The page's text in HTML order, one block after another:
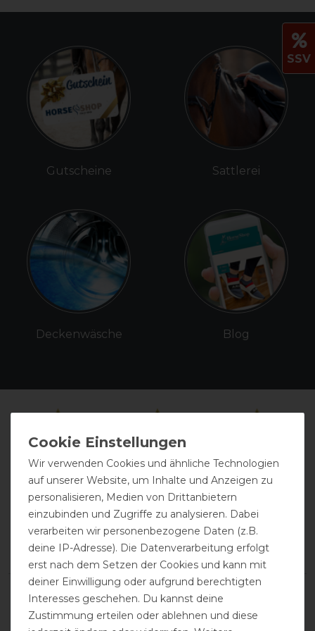
Gutscheine
Deckenwäsche
Sattlerei
Blog
Kundenmeinungen: Das sagen
unsere Kunden über uns
SSV
Wir verwenden Cookies und ähnliche Technologien
auf unserer Website, um Inhalte und Anzeigen zu
personalisieren, Medien von Drittanbietern
einzubinden und Zugriffe zu analysieren. Dabei
verarbeiten wir personenbezogene Daten (z.B.
deine IP-Adresse). Die Datenverarbeitung erfolgt
erst nach dem Setzen der Cookies und kann mit
deiner Einwilligung oder aufgrund berechtigten
Interesses geschehen. Du kannst deine
Zustimmung erteilen oder ablehnen und diese